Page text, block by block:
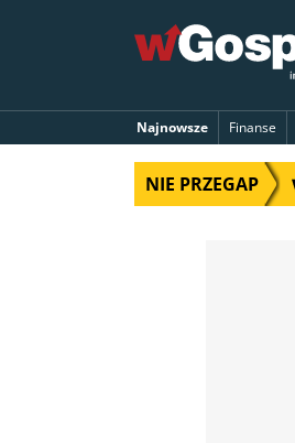
Najnowsze Finanse
NIE PRZEGAP